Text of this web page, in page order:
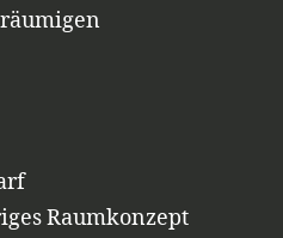
Raumkonzept